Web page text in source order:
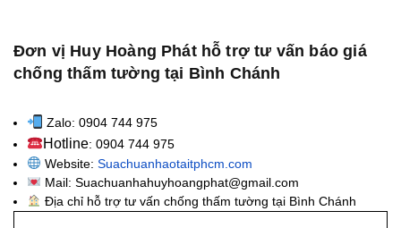
Đơn vị Huy Hoàng Phát hỗ trợ tư vấn báo giá
chống thấm tường tại Bình Chánh
Zalo: 0904 744 975
Hotline: 0904 744 975
Website: Suachuanhaotaitphcm.com
Mail: Suachuanhahuyhoangphat@gmail.com
Địa chỉ hỗ trợ tư vấn chống thấm tường tại Bình Chánh